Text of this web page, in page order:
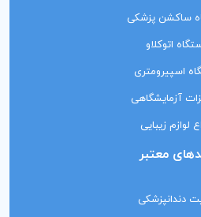
ساکشن پزشکی
اتوکلاو
اسپیرومتری
آزمایشگاهی
لوازم زیبایی
معتبر
دندانپزشکی